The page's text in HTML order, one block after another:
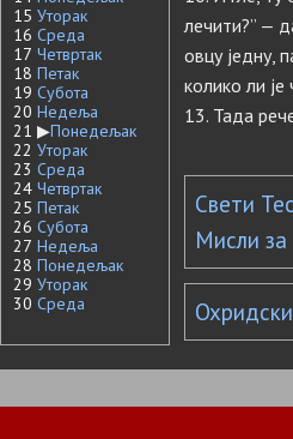
15 Уторак
16 Среда
17 Четвртак
18 Петак
19 Субота
20 Недеља
21 ▶Понедељак
22 Уторак
23 Среда
24 Четвртак
25 Петак
26 Субота
27 Недеља
28 Понедељак
29 Уторак
30 Среда
лечити?” —
овцу једну,
колико ли
13. Тада
Свети
Мисли за